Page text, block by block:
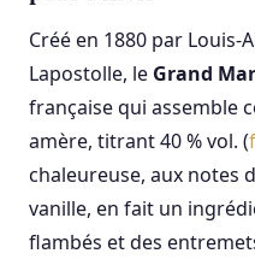
Créé en 1880 par Louis-
Lapostolle, le Grand
française qui assemble
amère, titrant 40 % vol. (
chaleureuse, aux notes
vanille, en fait un
flambés et des